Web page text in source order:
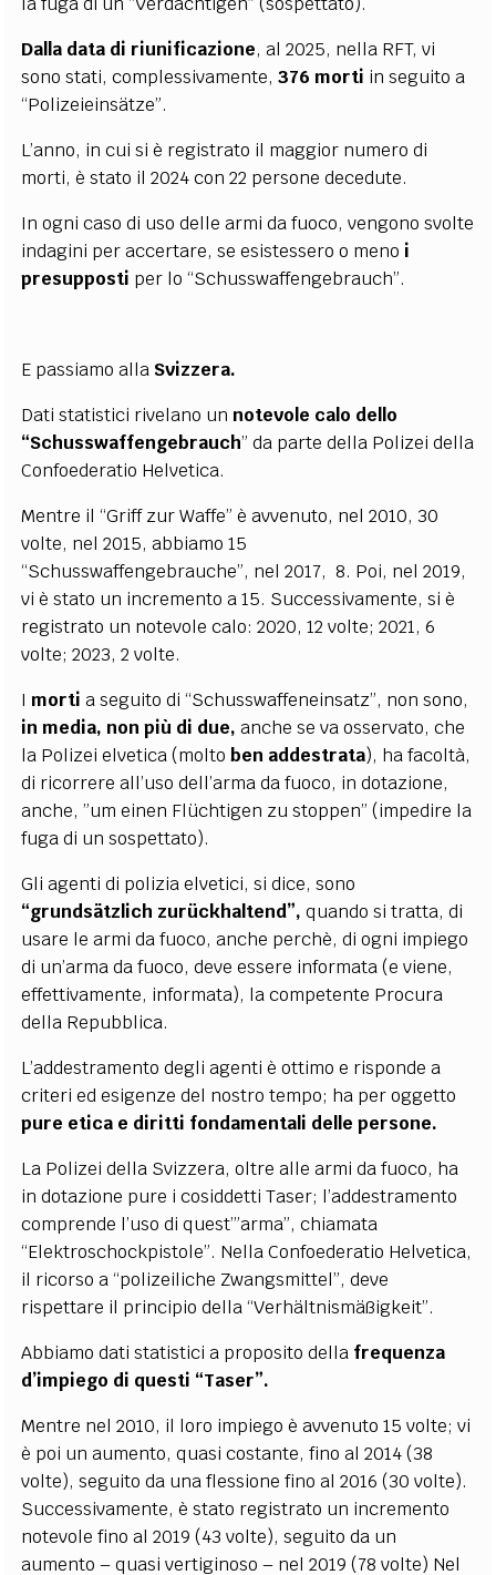
Dalla data di riunificazione, al 2025, nella RFT, vi
sono stati, complessivamente,376 morti in seguito a
“Polizeieinsätze”.
L’anno, in cui si è registrato il maggior numero di
morti, è stato il 2024 con 22 persone decedute.
In ogni caso di uso delle armi da fuoco, vengono svolte
indagini per accertare, se esistessero o meno i
presupposti per lo “Schusswaffengebrauch”.
E passiamo alla Svizzera.
Dati statistici rivelano un notevole calo dello
“Schusswaffengebrauch” da parte della Polizei della
Confoederatio Helvetica.
Mentre il “Griff zur Waffe” è avvenuto, nel 2010, 30
volte, nel 2015, abbiamo 15
“Schusswaffengebrauche”, nel 2017, 8. Poi, nel 2019,
vi è stato un incremento a 15. Successivamente, si è
registrato un notevole calo: 2020, 12 volte; 2021, 6
volte; 2023, 2 volte.
I morti a seguito di “Schusswaffeneinsatz”, non sono,
in media, non più di due, anche se va osservato, che
la Polizei elvetica (moltoben addestrata), ha facoltà,
di ricorrere all’uso dell’arma da fuoco, in dotazione,
anche, ”um einen Flüchtigen zu stoppen” (impedire la
fuga di un sospettato).
Gli agenti di polizia elvetici, si dice, sono
“grundsätzlich zurückhaltend”, quando si tratta, di
usare le armi da fuoco, anche perchè, di ogni impiego
di un’arma da fuoco, deve essere informata (e viene,
effettivamente, informata), la competente Procura
della Repubblica.
L’addestramento degli agenti è ottimo e risponde a
criteri ed esigenze del nostro tempo; ha per oggetto
pure etica e diritti fondamentali delle persone.
La Polizei della Svizzera, oltre alle armi da fuoco, ha
in dotazione pure i cosiddetti Taser; l’addestramento
comprende l’uso di quest’”arma”, chiamata
“Elektroschockpistole”. Nella Confoederatio Helvetica,
il ricorso a “polizeiliche Zwangsmittel”, deve
rispettare il principio della “Verhältnismäßigkeit”.
Abbiamo dati statistici a proposito della frequenza
d’impiego di questi “Taser”.
Mentre nel 2010, il loro impiego è avvenuto 15 volte; vi
è poi un aumento, quasi costante, fino al 2014 (38
volte), seguito da una flessione fino al 2016 (30 volte).
Successivamente, è stato registrato un incremento
notevole fino al 2019 (43 volte), seguito da un
aumento – quasi vertiginoso – nel 2019 (78 volte) Nel